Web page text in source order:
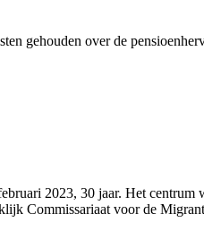
gehouden over de
2023, 30 jaar. Het
Commissariaat voor de